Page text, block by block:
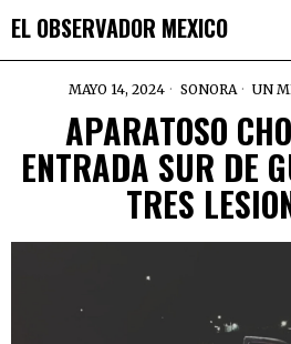
EL OBSERVADOR MEXICO
MAYO 14, 2024 SONORA UN
APARATOSO
ENTRADA SUR DE
TRES